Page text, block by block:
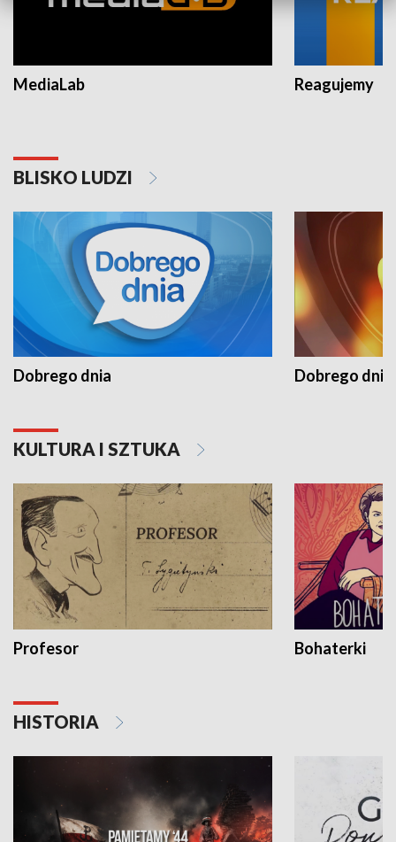
MediaLab Reagujemy
BLISKO LUDZI
Dobrego dnia Dobrego dnia
KULTURA I SZTUKA
Profesor Bohaterki
HISTORIA